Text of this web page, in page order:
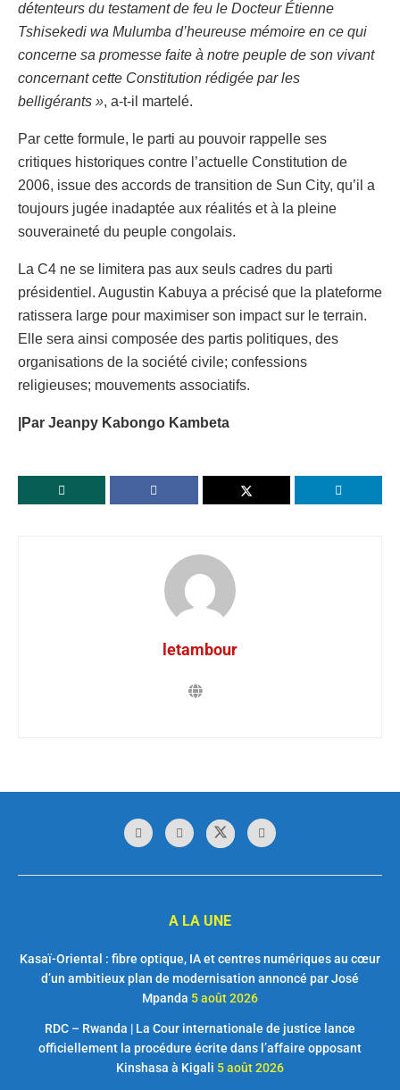
détenteurs du testament de feu le Docteur Étienne
Tshisekedi wa Mulumba d’heureuse mémoire en ce qui
concerne sa promesse faite à notre peuple de son vivant
concernant cette Constitution rédigée par les
belligérants », a-t-il martelé.
Par cette formule, le parti au pouvoir rappelle ses
critiques historiques contre l’actuelle Constitution de
2006, issue des accords de transition de Sun City, qu’il a
toujours jugée inadaptée aux réalités et à la pleine
souveraineté du peuple congolais.
La C4 ne se limitera pas aux seuls cadres du parti
présidentiel. Augustin Kabuya a précisé que la plateforme
ratissera large pour maximiser son impact sur le terrain.
Elle sera ainsi composée des partis politiques, des
organisations de la société civile; confessions
religieuses; mouvements associatifs.
|Par Jeanpy Kabongo Kambeta
letambour
A LA UNE
Kasaï-Oriental : fibre optique, IA et centres numériques au cœur
d’un ambitieux plan de modernisation annoncé par José
Mpanda 5 août 2026
RDC – Rwanda | La Cour internationale de justice lance
officiellement la procédure écrite dans l’affaire opposant
Kinshasa à Kigali 5 août 2026